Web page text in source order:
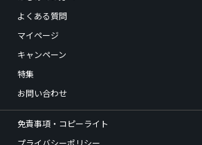
よくある質問
マイページ
キャンペーン
特集
お問い合わせ
免責事項・コピーライト
プライバシーポリシー